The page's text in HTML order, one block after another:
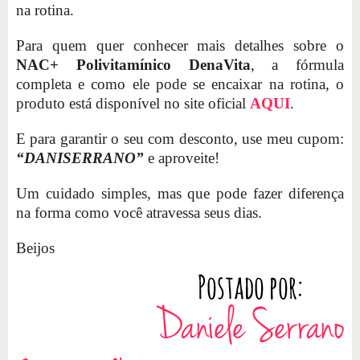
na rotina.
Para quem quer conhecer mais detalhes sobre o
NAC+ Polivitamínico DenaVita, a fórmula
completa e como ele pode se encaixar na rotina, o
produto está disponível no site oficial AQUI.
E para garantir o seu com desconto, use meu cupom:
“DANISERRANO” e aproveite!
Um cuidado simples, mas que pode fazer diferença
na forma como você atravessa seus dias.
Beijos